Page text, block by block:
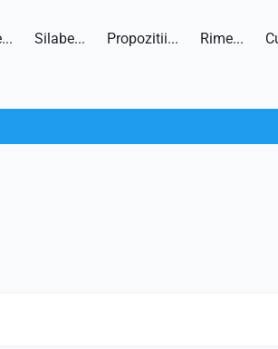
Silabe... Propozitii... Rime...